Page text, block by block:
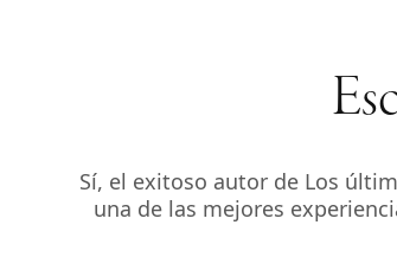
Sí, el exitoso autor de Los
una de las mejores